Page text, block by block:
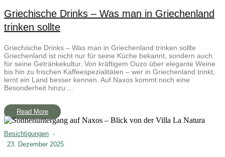
Griechische Drinks – Was man in Griechenland
trinken sollte
Griechische Drinks – Was man in Griechenland trinken sollte
Griechenland ist nicht nur für seine Küche bekannt, sondern auch
für seine Getränkekultur. Von kräftigem Ouzo über elegante Weine
bis hin zu frischen Kaffeespezialitäten – wer in Griechenland trinkt,
lernt ein Land besser kennen. Auf Naxos kommt noch eine
Besonderheit hinzu:...
Read More
Besichtigungen -
23. Dezember 2025